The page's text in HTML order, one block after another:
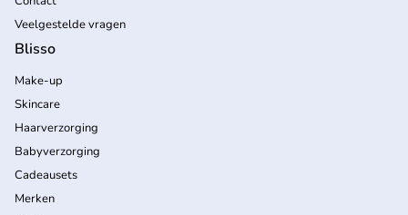
Veelgestelde vragen
Blisso
Make-up
Skincare
Haarverzorging
Babyverzorging
Cadeausets
Merken